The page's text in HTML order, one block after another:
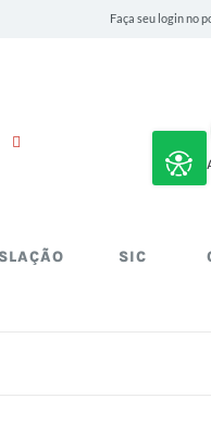
Faça seu login no
SIC